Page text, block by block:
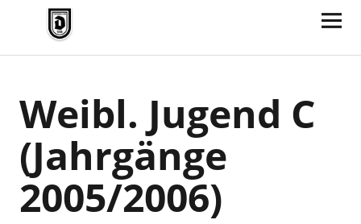
TV Jahn Duderstadt
Weibl. Jugend C
(Jahrgänge
2005/2006)